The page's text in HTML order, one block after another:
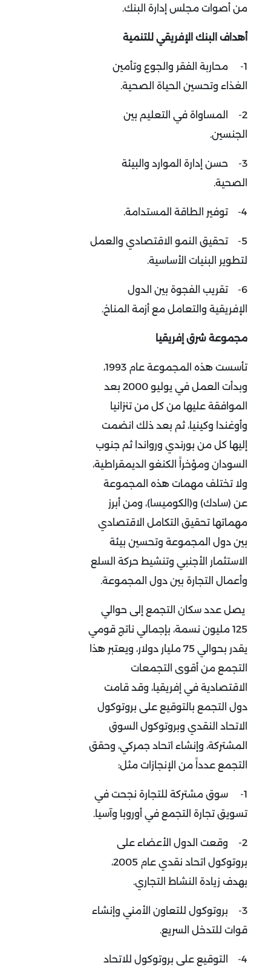
من أصوات مجلس إدارة البنك.
أهداف البنك الإفريقي للتنمية
1-
محاربة الفقر والجوع وتأمين
الغذاء وتحسين الحياة الصحية.
2-
المساواة في التعليم بين
الجنسين.
3-
حسن إدارة الموارد والبيئة
الصحية.
4- توفير الطاقة المستدامة.
5-
تحقيق النمو الاقتصادي والعمل
لتطوير البنيات الأساسية.
6-
تقريب الفجوة بين الدول
الإفريقية والتعامل مع أزمة المناخ.
مجموعة شرق إفريقيا
تأسست هذه المجموعة عام 1993،
وبدأت العمل في يوليو 2000 بعد
الموافقة عليها من كل من تنزانيا
وأوغندا وكينيا، ثم بعد ذلك انضمت
إليها كل من بورندي ورواندا ثم جنوب
السودان ومؤخراً الكنغو الديمقراطية،
ولا تختلف مهمات هذه المجموعة
عن (سادك) و(الكوميسا)، ومن أبرز
مهماتها تحقيق التكامل الاقتصادي
بين دول المجموعة وتحسين بيئة
الاستثمار الأجنبي وتنشيط حركة السلع
وأعمال التجارة بين دول المجموعة.
يصل عدد سكان التجمع إلى حوالي
125 مليون نسمة، بإجمالي ناتج قومي
يقدر بحوالي 75 مليار دولار، ويعتبر هذا
التجمع من أقوى التجمعات
الاقتصادية في إفريقيا، وقد قامت
دول التجمع بالتوقيع على بروتوكول
الاتحاد النقدي وبروتوكول السوق
المشتركة، وإنشاء اتحاد جمركي، وحقق
التجمع عدداً من الإنجازات مثل:
1-
سوق مشتركة للتجارة نجحت في
تسويق تجارة التجمع في أوروبا وآسيا.
2-
وقعت الدول الأعضاء على
بروتوكول اتحاد نقدي عام 2005،
بهدف زيادة النشاط التجاري.
3-
بروتوكول للتعاون الأمني وإنشاء
قوات للتدخل السريع.
4-
التوقيع على بروتوكول للاتحاد